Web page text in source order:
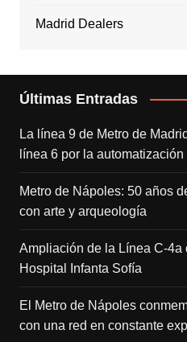
Madrid Dealers
Últimas Entradas
La línea 9 de Metro de
línea 6 por la automatización
Metro de Nápoles: 50 años
con arte y arqueología
Ampliación de la Línea C-4a
Hospital Infanta Sofía
El Metro de Nápoles
con una red en constante